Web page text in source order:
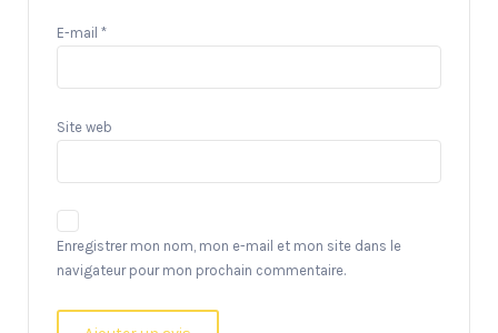
E-mail *
Site web
Enregistrer mon nom, mon e-mail et mon site dans le
navigateur pour mon prochain commentaire.